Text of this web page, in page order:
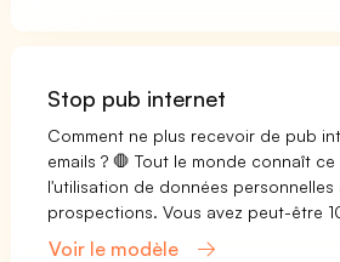
Stop pub internet
Comment ne plus recevoir de pub
emails ? 🛑 Tout le monde connaît
l'utilisation de données personnelles
prospections. Vous avez peut-être
Voir le modèle